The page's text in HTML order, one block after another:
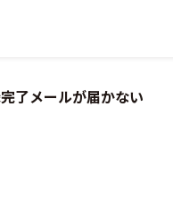
了メールが届かない